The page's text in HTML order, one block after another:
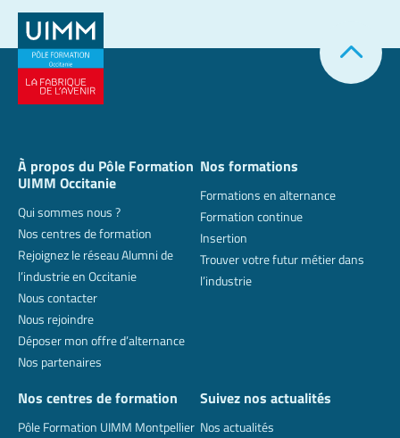
À propos du Pôle Formation
UIMM Occitanie
Qui sommes nous ?
Nos centres de formation
Rejoignez le réseau Alumni de
l’industrie en Occitanie
Nous contacter
Nous rejoindre
Déposer mon offre d’alternance
Nos partenaires
Nos formations
Formations en alternance
Formation continue
Insertion
Trouver votre futur métier dans
l’industrie
Nos centres de formation
Pôle Formation UIMM Montpellier
Suivez nos actualités
Nos actualités